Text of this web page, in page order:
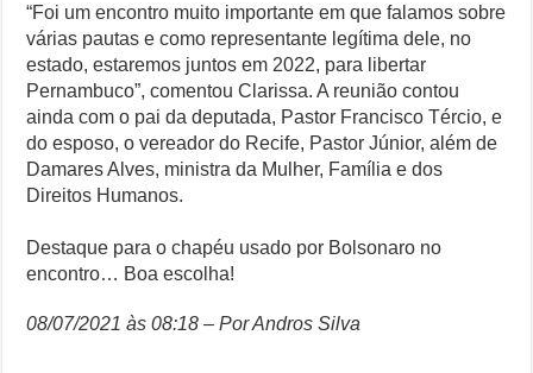
“Foi um encontro muito importante em que falamos sobre
várias pautas e como representante legítima dele, no
estado, estaremos juntos em 2022, para libertar
Pernambuco”, comentou Clarissa. A reunião contou
ainda com o pai da deputada, Pastor Francisco Tércio, e
do esposo, o vereador do Recife, Pastor Júnior, além de
Damares Alves, ministra da Mulher, Família e dos
Direitos Humanos.
Destaque para o chapéu usado por Bolsonaro no
encontro… Boa escolha!
08/07/2021 às 08:18 – Por Andros Silva